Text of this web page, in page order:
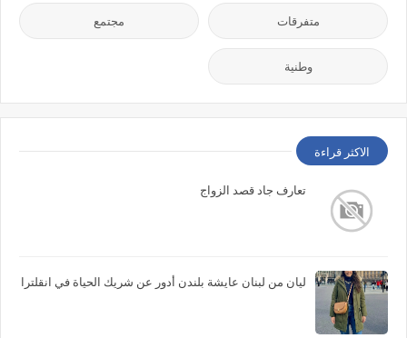
متفرقات مجتمع
وطنية
الاكثر قراءة
تعارف جاد قصد الزواج
ليان من لبنان عايشة بلندن أدور عن شريك الحياة في انقلترا